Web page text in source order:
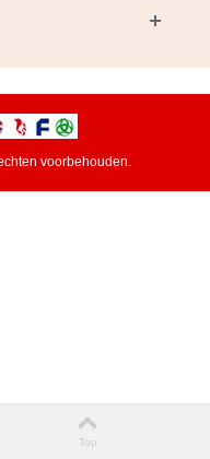
voorbehouden.
Top